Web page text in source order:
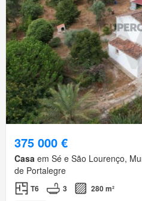
375 000 €
Casa em Sé e São Lourenço,
de Portalegre
T6 3 280 m²